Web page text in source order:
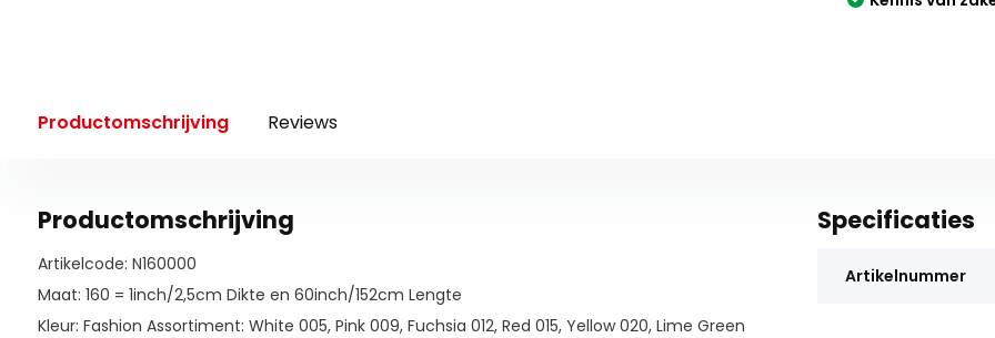
Productomschrijving Reviews
Productomschrijving
Artikelcode: N160000
Maat: 160 = 1inch/2,5cm Dikte en 60inch/152cm Lengte
Kleur: Fashion Assortiment: White 005, Pink 009, Fuchsia 012, Red 015, Yellow 020, Lime Green
Specificaties
Artikelnummer